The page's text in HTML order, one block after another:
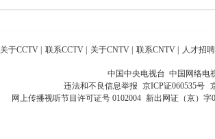
关于CCTV | 联系CCTV | 关于CNTV | 联系CNTV | 人才招聘
中国中央电视台 中国网络电
违法和不良信息举报 京ICP证060535号
网上传播视听节目许可证号 0102004 新出网证（京）